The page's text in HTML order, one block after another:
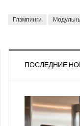
Глэмпинги
ПОСЛЕДНИЕ